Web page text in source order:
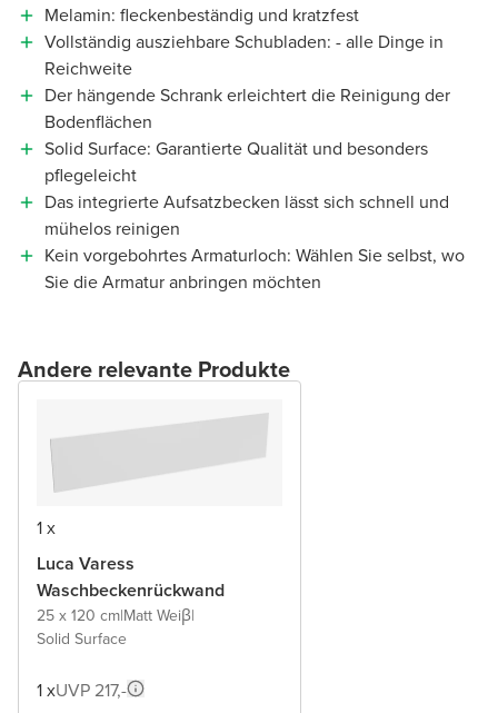
Melamin: fleckenbeständig und kratzfest
Vollständig ausziehbare Schubladen: - alle Dinge in
Reichweite
Der hängende Schrank erleichtert die Reinigung der
Bodenflächen
Solid Surface: Garantierte Qualität und besonders
pflegeleicht
Das integrierte Aufsatzbecken lässt sich schnell und
mühelos reinigen
Kein vorgebohrtes Armaturloch: Wählen Sie selbst, wo
Sie die Armatur anbringen möchten
Andere relevante Produkte
1 x
Luca Varess
Waschbeckenrückwand
25 x 120 cm|Matt Weiβ|
Solid Surface
1 xUVP 217,-